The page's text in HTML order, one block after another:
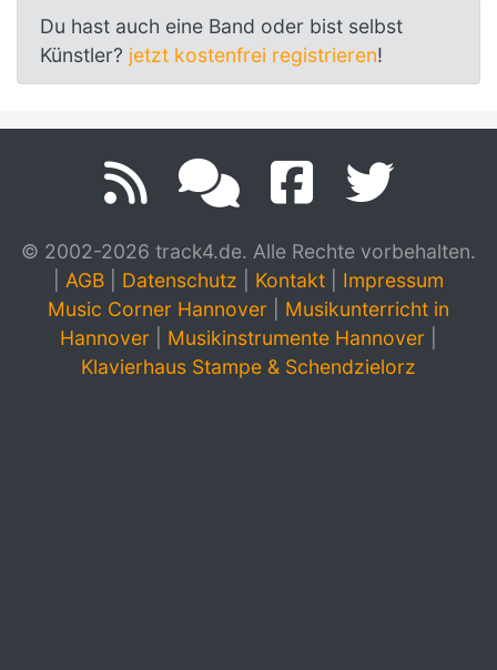
Du hast auch eine Band oder bist selbst
Künstler? jetzt kostenfrei registrieren!
© 2002-2026 track4.de. Alle Rechte vorbehalten.
AGB Datenschutz Kontakt
Impressum
Music Corner Hannover
Musikunterricht in
Hannover
Musikinstrumente Hannover
Klavierhaus Stampe & Schendzielorz